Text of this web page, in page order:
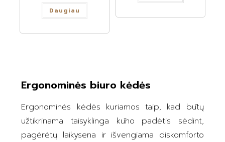
Daugiau
Ergonominės biuro kėdės
Ergonominės kėdės kuriamos taip, kad būtų
užtikrinama taisyklinga kūno padėtis sėdint,
pagėrėtų laikysena ir išvengiama diskomforto